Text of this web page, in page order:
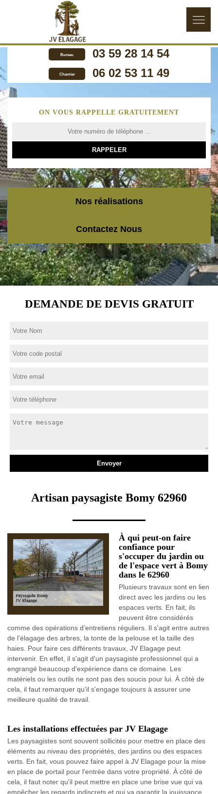
Bureau 03 59 28 14 54
Chantier 06 02 53 11 49
ON VOUS RAPPELLE GRATUITEMENT
Nos réalisations
Contactez Nous
DEMANDE DE DEVIS GRATUIT
Artisan paysagiste Bomy 62960
À qui peut-on faire
confiance pour
s'occuper du jardin ou
de l'espace vert à Bomy
dans le 62960
Plusieurs travaux sont en lien
direct avec les jardins ou les
espaces verts. En fait, ils
peuvent être considérés
comme des opérations d’entretiens réguliers. Il s'agit entre autres
de l'élagage des arbres, la tonte de la pelouse et la taille des
haies. Pour faire ces différents travaux, JV Elagage peut
intervenir. En effet, il s'agit d'un paysagiste professionnel qui a
engrangé beaucoup d'expérience dans ce domaine. Les
matériels ou les outils ne sont pas des soucis pour lui. À côté de
cela, il faut remarquer qu'il s'engage toujours à assurer une
meilleure qualité de travail.
Les installations effectuées par JV Elagage
Les paysagistes sont souvent sollicités pour mettre en place des
éléments au niveau des propriétés, des jardins ou des espaces
verts. En fait, vous pouvez faire appel à JV Elagage pour la mise
en place de portail pour l'entrée dans votre propriété. À côté de
cela, il faut noter qu'il peut mettre en place une brise vue qui va
empêcher les regards indiscrets et qui va garantir la jouissance